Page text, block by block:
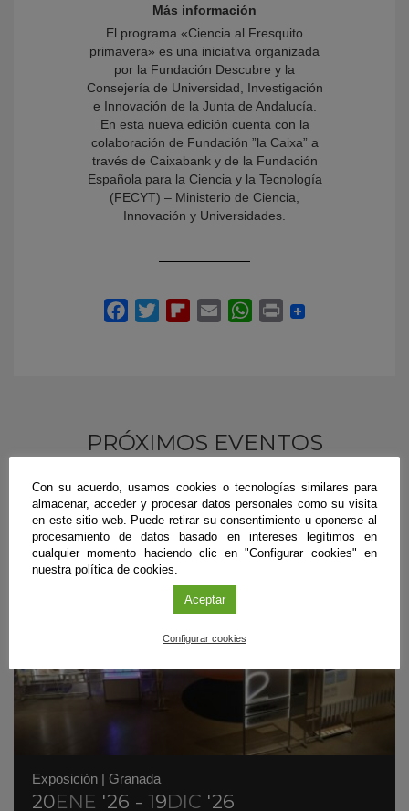
Más información
El programa «Ciencia al Fresquito
primavera» es una iniciativa organizada
por la Fundación Descubre y la
Consejería de Universidad, Investigación
e Innovación de la Junta de Andalucía.
En esta nueva edición cuenta con la
colaboración de Fundación ”la Caixa” a
través de Caixabank y de la Fundación
Española para la Ciencia y la Tecnología
(FECYT) – Ministerio de Ciencia,
Innovación y Universidades.
PRÓXIMOS EVENTOS
Exposición | Granada
20ENE '26 - 19DIC '26
Con su acuerdo, usamos cookies o tecnologías similares para
almacenar, acceder y procesar datos personales como su visita
en este sitio web. Puede retirar su consentimiento u oponerse al
procesamiento de datos basado en intereses legítimos en
cualquier momento haciendo clic en "Configurar cookies" en
nuestra política de cookies.
Aceptar
Configurar cookies